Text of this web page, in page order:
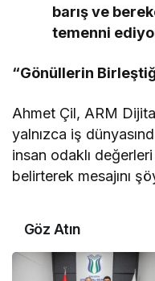
barış ve
temenni
“Gönüllerin
Ahmet Çil, ARM
yalnızca iş
insan odaklı
belirterek mesajını
Göz Atın